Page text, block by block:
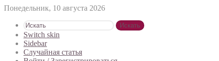
Понедельник, 10 августа 2026
Искать
Switch skin
Sidebar
Случайная статья